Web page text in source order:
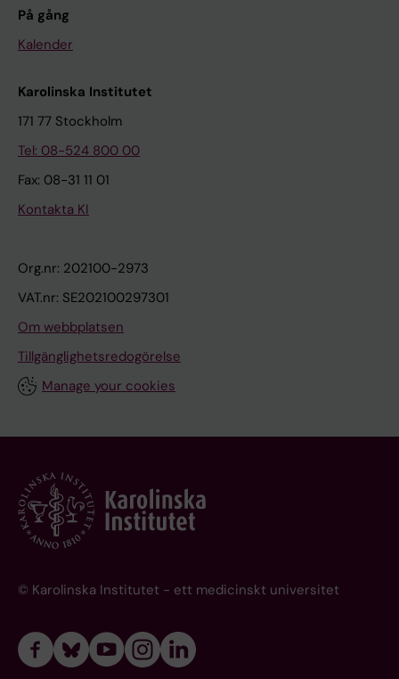
På gång
Kalender
Karolinska Institutet
171 77 Stockholm
Tel: 08-524 800 00
Fax: 08-31 11 01
Kontakta KI
Org.nr: 202100-2973
VAT.nr: SE202100297301
Om webbplatsen
Tillgänglighetsredogörelse
Manage your cookies
© Karolinska Institutet - ett medicinskt universitet